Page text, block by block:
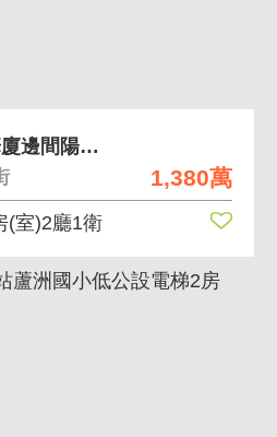
1,380萬
K3-38光華佳瑪 | 華廈邊間陽光灑滿大2房☀
(室)2廳1衛